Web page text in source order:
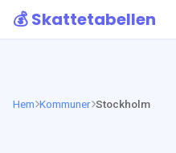
💰 Skattetabellen
Hem Kommuner Stockholm